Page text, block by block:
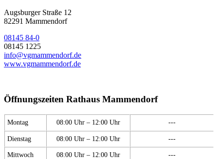
Augsburger Straße 12
82291 Mammendorf
08145 84-0
08145 1225
info@vgmammendorf.de
www.vgmammendorf.de
Öffnungszeiten Rathaus Mammendorf
Montag 08:00 Uhr – 12:00 Uhr ---
Dienstag 08:00 Uhr – 12:00 Uhr ---
Mittwoch 08:00 Uhr – 12:00 Uhr ---